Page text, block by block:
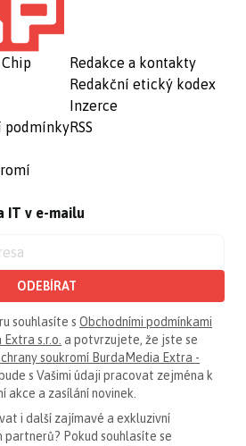
podmínky
Redakce a kontakty
Redakční etický kodex
Inzerce
RSS
IT v e-mailu
ODEBÍRAT
souhlasíte s Obchodními podmínkami
s.r.o. a potvrzujete, že jste se
soukromí BurdaMedia Extra -
bude s Vašimi údaji pracovat zejména k
akce a zasílání novinek.
i další zajímavé a exkluzivní
partnerů? Pokud souhlasíte se